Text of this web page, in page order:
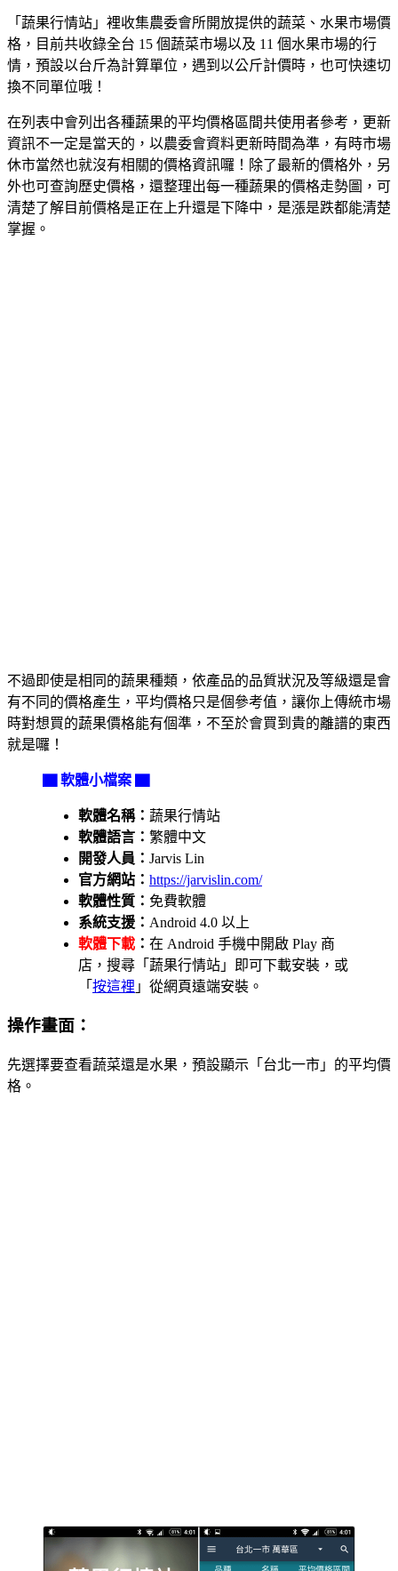
「蔬果行情站」裡收集農委會所開放提供的蔬菜、水果市場價
格，目前共收錄全台 15 個蔬菜市場以及 11 個水果市場的行
情，預設以台斤為計算單位，遇到以公斤計價時，也可快速切
換不同單位哦！
在列表中會列出各種蔬果的平均價格區間共使用者參考，更新
資訊不一定是當天的，以農委會資料更新時間為準，有時市場
休市當然也就沒有相關的價格資訊囉！除了最新的價格外，另
外也可查詢歷史價格，還整理出每一種蔬果的價格走勢圖，可
清楚了解目前價格是正在上升還是下降中，是漲是跌都能清楚
掌握。
不過即使是相同的蔬果種類，依產品的品質狀況及等級還是會
有不同的價格產生，平均價格只是個參考值，讓你上傳統市場
時對想買的蔬果價格能有個準，不至於會買到貴的離譜的東西
就是囉！
▇ 軟體小檔案 ▇
軟體名稱： 蔬果行情站
軟體語言： 繁體中文
開發人員： Jarvis Lin
官方網站： https://jarvislin.com/
軟體性質： 免費軟體
系統支援： Android 4.0 以上
軟體下載 ： 在 Android 手機中開啟 Play 商
店，搜尋「蔬果行情站」即可下載安裝，或
「 按這裡 」從網頁遠端安裝。
操作畫面：
先選擇要查看蔬菜還是水果，預設顯示「台北一市」的平均價
格。